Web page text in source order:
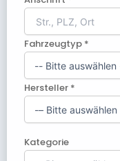
Fahrzeugtyp *
Hersteller *
Kategorie